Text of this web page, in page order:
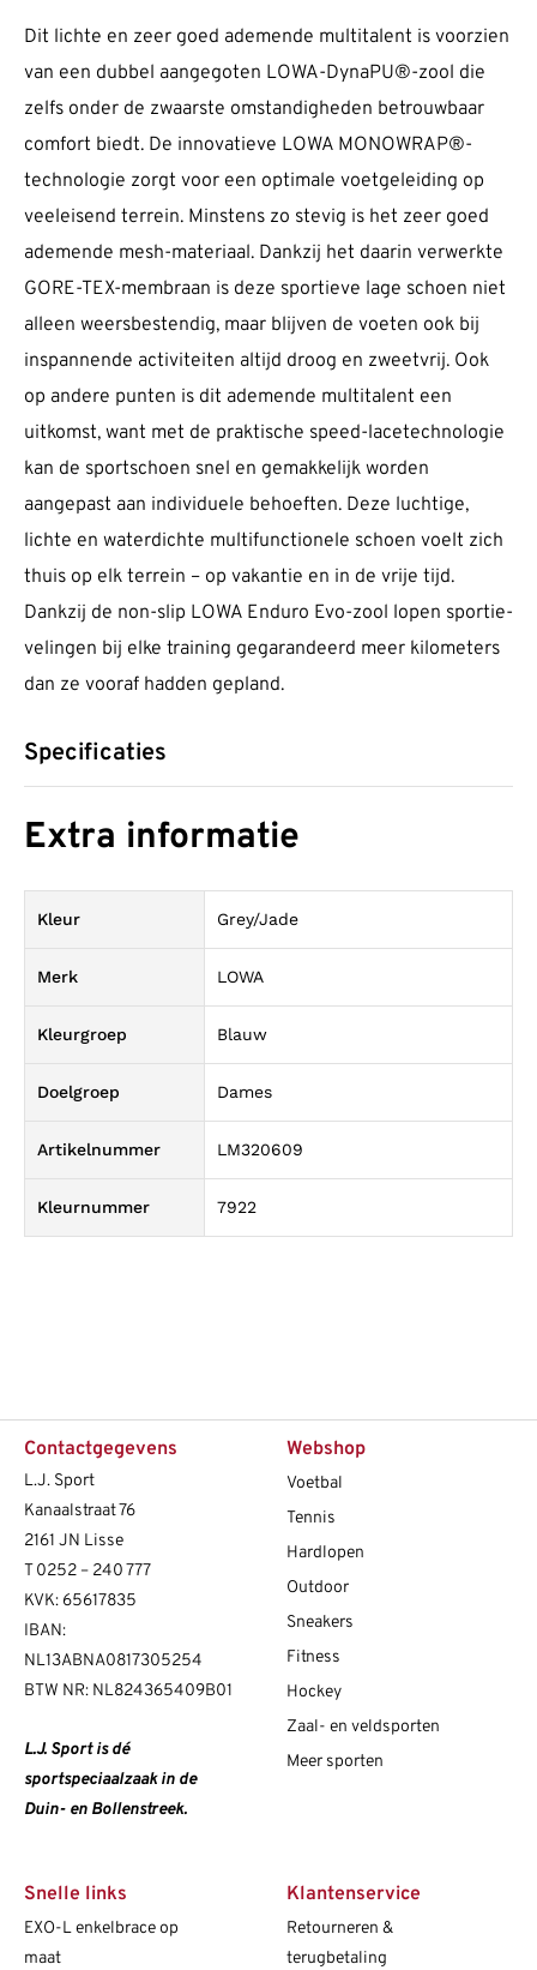
Dit lichte en zeer goed ademende multi­talent is voorzien
van een dubbel aangegoten LOWA-DynaPU®-zool die
zelfs onder de zwaarste omstan­digheden betrouwbaar
comfort biedt. De inno­vatieve LOWA MONOWRAP®-
tech­nologie zorgt voor een optimale voet­ge­leiding op
veel­eisend terrein. Minstens zo stevig is het zeer goed
ademende mesh-materiaal. Dankzij het daarin verwerkte
GORE-TEX-membraan is deze sportieve lage schoen niet
alleen weers­be­stendig, maar blijven de voeten ook bij
inspannende acti­vi­teiten altijd droog en zweetvrij. Ook
op andere punten is dit ademende multi­talent een
uitkomst, want met de prak­tische speed-lace­tech­nologie
kan de sport­schoen snel en gemak­kelijk worden
aangepast aan indi­viduele behoeften. Deze luchtige,
lichte en water­dichte multi­func­tionele schoen voelt zich
thuis op elk terrein – op vakantie en in de vrije tijd.
Dankzij de non-slip LOWA Enduro Evo-zool lopen spor­tie­
ve­lingen bij elke training gega­randeerd meer kilo­meters
dan ze vooraf hadden gepland.
Specificaties
Extra informatie
Kleur Grey/Jade
Merk LOWA
Kleurgroep Blauw
Doelgroep Dames
Artikelnummer LM320609
Kleurnummer 7922
Contactgegevens
L.J. Sport
Kanaalstraat 76
2161 JN Lisse
T 0252 – 240 777
KVK: 65617835
IBAN:
NL13ABNA0817305254
BTW NR: NL824365409B01
L.J. Sport is dé
sportspeciaalzaak in de
Duin- en Bollenstreek.
Webshop
Voetbal
Tennis
Hardlopen
Outdoor
Sneakers
Fitness
Hockey
Zaal- en veldsporten
Meer sporten
Snelle links
EXO-L enkelbrace op
maat
Klantenservice
Retourneren &
terugbetaling